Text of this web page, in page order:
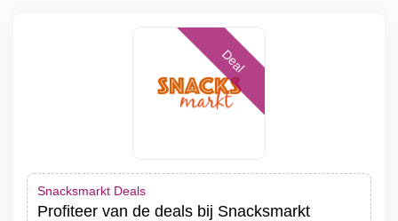
Deal
Snacksmarkt Deals
Profiteer van de deals bij Snacksmarkt